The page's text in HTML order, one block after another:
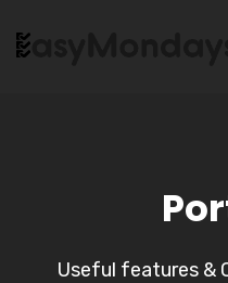
Useful features &